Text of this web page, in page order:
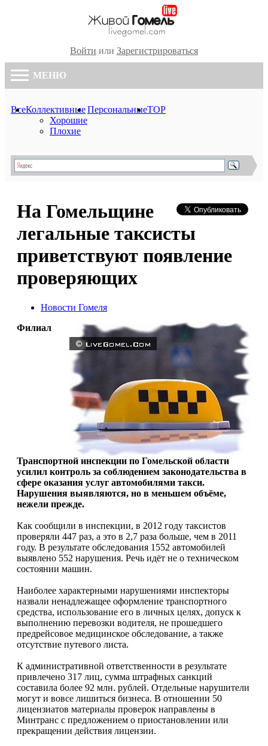
Войти или Зарегистрироваться
МЕНЮ
ВсеКоллективные
Хорошие
Плохие
ПерсональныеTOP
На Гомельщине
легальные таксисты
приветствуют появление
проверяющих
Новости Гомеля
Филиал
Транспортной инспекции по Гомельской области
усилил контроль за соблюдением законодательства в
сфере оказания услуг автомобилями такси.
Нарушения выявляются, но в меньшем объёме,
нежели прежде.
Как сообщили в инспекции, в 2012 году таксистов
проверяли 447 раз, а это в 2,7 раза больше, чем в 2011
году. В результате обследования 1552 автомобилей
выявлено 552 нарушения. Речь идёт не о техническом
состоянии машин.
Наиболее характерными нарушениями инспекторы
назвали ненадлежащее оформление транспортного
средства, использование его в личных целях, допуск к
выполнению перевозки водителя, не прошедшего
предрейсовое медицинское обследование, а также
отсутствие путевого листа.
К административной ответственности в результате
привлечено 317 лиц, сумма штрафных санкций
составила более 92 млн. рублей. Отдельные нарушители
могут и вовсе лишиться бизнеса. В отношении 50
лицензиатов материалы проверок направлены в
Минтранс с предложением о приостановлении или
прекращении действия лицензии.